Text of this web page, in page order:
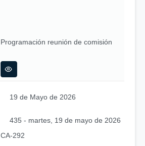
Programación reunión de comisión
19 de Mayo de 2026
435 - martes, 19 de mayo de 2026
CA-292